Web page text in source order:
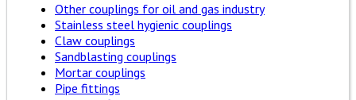
Other couplings for oil and gas industry
Stainless steel hygienic couplings
Claw couplings
Sandblasting couplings
Mortar couplings
Pipe fittings